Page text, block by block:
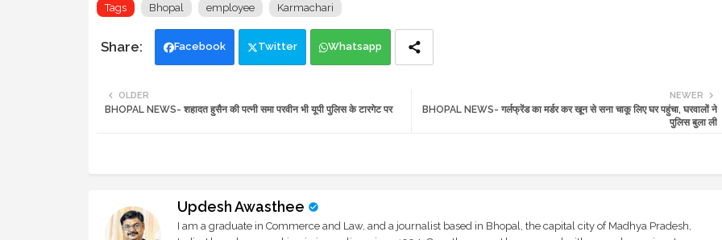
Tags Bhopal employee Karmachari
Facebook Twitter Whatsapp
NEWER
BHOPAL NEWS- गर्लफ्रेंड का मर्डर कर खून से सना चाकू लिए घर पहुंचा, घरवालों ने
पुलिस बुला ली
OLDER
BHOPAL NEWS- शहादत हुसैन की पत्नी समा परवीन भी यूपी पुलिस के टारगेट पर
Updesh Awasthee
I am a graduate in Commerce and Law, and a journalist based in Bhopal, the capital city of Madhya Pradesh,